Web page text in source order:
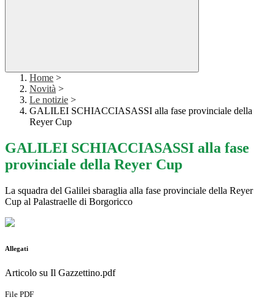
Home >
Novità >
Le notizie >
GALILEI SCHIACCIASASSI alla fase provinciale della
Reyer Cup
GALILEI SCHIACCIASASSI alla fase
provinciale della Reyer Cup
La squadra del Galilei sbaraglia alla fase provinciale della Reyer
Cup al Palastraelle di Borgoricco
Allegati
Articolo su Il Gazzettino.pdf
File PDF